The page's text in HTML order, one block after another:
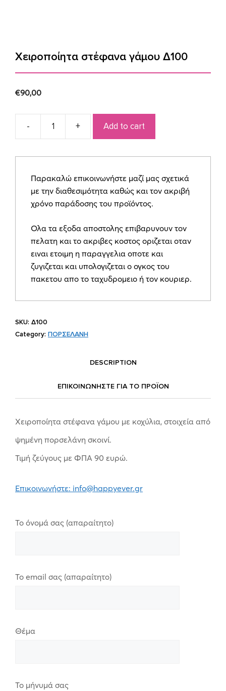
Χειροποίητα στέφανα γάμου Δ100
€90,00
Χειροποίητα
γάμου
quantity
Add to cart
Παρακαλώ επικοινωνήστε μαζί μας σχετικά
με την διαθεσιμότητα καθώς και τον ακριβή
χρόνο παράδοσης του προϊόντος.
Ολα τα εξοδα αποστολης επιβαρυνουν τον
πελατη και το ακριβες κοστος οριζεται οταν
ειναι ετοιμη η παραγγελια οποτε και
ζυγιζεται και υπολογιζεται ο ογκος του
πακετου απο το ταχυδρομειο ή τον κουριερ.
SKU: Δ100
Category: ΠΟΡΣΕΛΑΝΗ
DESCRIPTION
ΕΠΙΚΟΙΝΩΝΗΣΤΕ ΓΙΑ ΤΟ ΠΡΟΪOΝ
Χειροποίητα στέφανα γάμου με κοχύλια, στοιχεία από
ψημένη πορσελάνη σκοινί.
Τιμή ζεύγους με ΦΠΑ 90 ευρώ.
Επικοινωνήστε: info@happyever.gr
Το όνομά σας (απαραίτητο)
Το email σας (απαραίτητο)
Θέμα
Το μήνυμά σας